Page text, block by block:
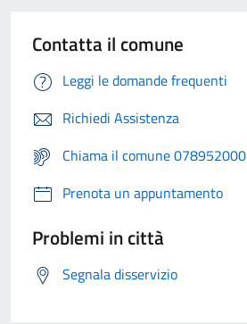
Contatta il comune
Leggi le domande frequenti
Richiedi Assistenza
Chiama il comune 078952000
Prenota un appuntamento
Problemi in città
Segnala disservizio